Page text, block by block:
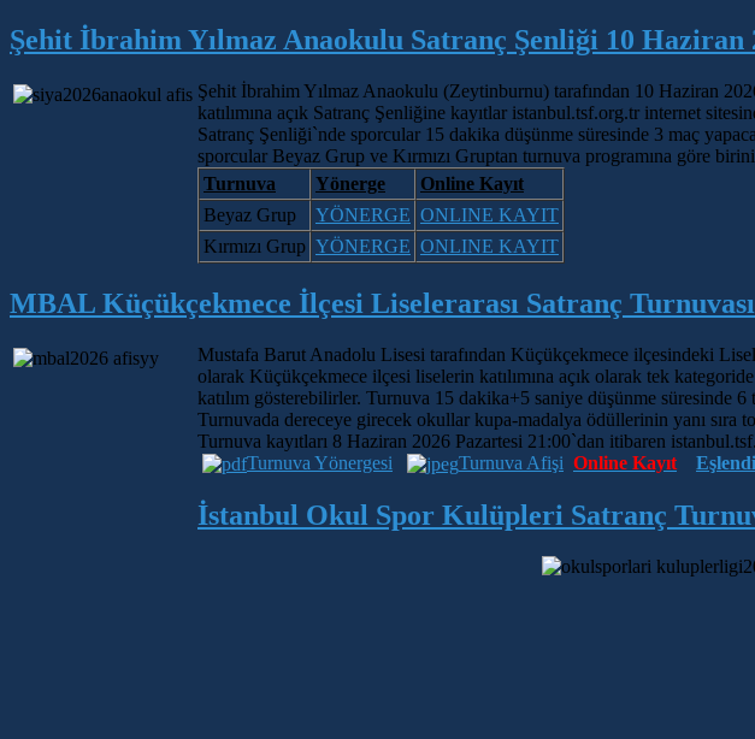
Şehit İbrahim Yılmaz Anaokulu Satranç Şenliği 10 Haziran
Şehit İbrahim Yılmaz Anaokulu (Zeytinburnu) tarafından 10 Haziran
katılımına açık Satranç Şenliğine kayıtlar istanbul.tsf.org.tr internet
Satranç Şenliği`nde sporcular 15 dakika düşünme süresinde 3 maç
sporcular Beyaz Grup ve Kırmızı Gruptan turnuva programına göre
Turnuva
Yönerge
Online Kayıt
Beyaz Grup
YÖNERGE ONLINE KAYIT
Kırmızı Grup YÖNERGE ONLINE KAYIT
MBAL Küçükçekmece İlçesi Liselerarası Satranç
Mustafa Barut Anadolu Lisesi tarafından Küçükçekmece ilçesindeki
olarak Küçükçekmece ilçesi liselerin katılımına açık olarak tek
katılım gösterebilirler. Turnuva 15 dakika+5 saniye düşünme süresinde 6
Turnuvada dereceye girecek okullar kupa-madalya ödüllerinin yanı
Turnuva kayıtları 8 Haziran 2026 Pazartesi 21:00`dan itibaren
Turnuva Yönergesi
Turnuva Afişi Online Kayıt
İstanbul Okul Spor Kulüpleri Satranç